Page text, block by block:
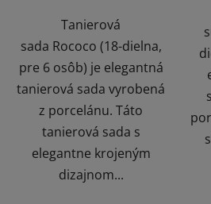
Tanierová
sada Rococo (18-dielna,
pre 6 osôb) je elegantná
tanierová sada vyrobená
z porcelánu. Táto
tanierová sada s
elegantne krojeným
dizajnom...